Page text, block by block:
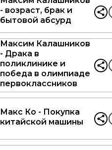
- возраст, брак и
бытовой абсурд
Максим Калашников
- Драка в
поликлинике и
победа в олимпиаде
первоклассников
Макс Ко - Покупка
китайской машины